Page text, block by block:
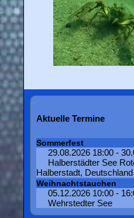
Aktuelle Termine
Sommerfest
29.08.2026 18:00 -
Halberstädter See
Halberstadt, Deutschland
Weihnachtstauchen
05.12.2026 10:00 -
Wehrstedter See